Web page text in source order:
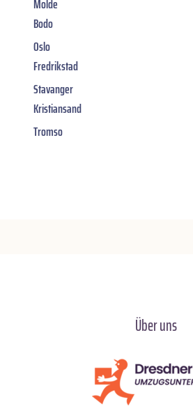
Molde
Bodo
Oslo
Fredrikstad
Stavanger
Kristiansand
Tromso
Über uns